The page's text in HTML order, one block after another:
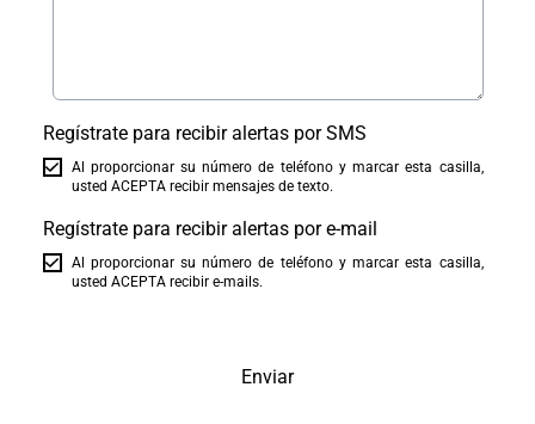
Regístrate para recibir alertas por SMS
Al proporcionar su número de teléfono y marcar esta casilla,
usted ACEPTA recibir mensajes de texto.
Regístrate para recibir alertas por e-mail
Al proporcionar su número de teléfono y marcar esta casilla,
usted ACEPTA recibir e-mails.
Enviar